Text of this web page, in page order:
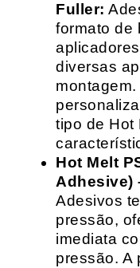
Fuller:
formato de
diversas
tipo de Hot
Hot Melt
Adhesive)
Adesivos
pressão,
imediata
pressão. A